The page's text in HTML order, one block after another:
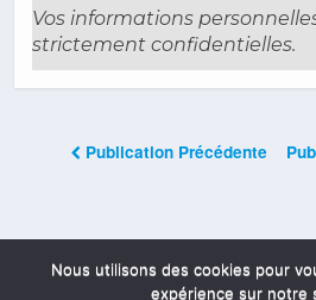
Vos informations
strictement confidentielles.
Publication Précédente
Les Commentaires
Nous utilisons des cookies pour
expérience sur notre